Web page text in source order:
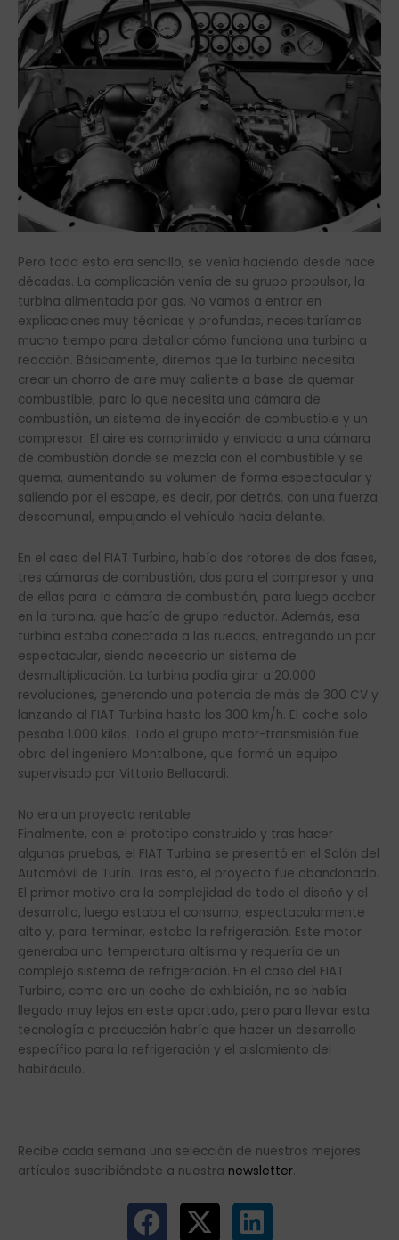
Pero todo esto era sencillo, se venía haciendo desde hace
décadas. La complicación venía de su grupo propulsor, la
turbina alimentada por gas. No vamos a entrar en
explicaciones muy técnicas y profundas, necesitaríamos
mucho tiempo para detallar cómo funciona una turbina a
reacción. Básicamente, diremos que la turbina necesita
crear un chorro de aire muy caliente a base de quemar
combustible, para lo que necesita una cámara de
combustión, un sistema de inyección de combustible y un
compresor. El aire es comprimido y enviado a una cámara
de combustión donde se mezcla con el combustible y se
quema, aumentando su volumen de forma espectacular y
saliendo por el escape, es decir, por detrás, con una fuerza
descomunal, empujando el vehículo hacia delante.
En el caso del FIAT Turbina, había dos rotores de dos fases,
tres cámaras de combustión, dos para el compresor y una
de ellas para la cámara de combustión, para luego acabar
en la turbina, que hacía de grupo reductor. Además, esa
turbina estaba conectada a las ruedas, entregando un par
espectacular, siendo necesario un sistema de
desmultiplicación. La turbina podía girar a 20.000
revoluciones, generando una potencia de más de 300 CV y
lanzando al FIAT Turbina hasta los 300 km/h. El coche solo
pesaba 1.000 kilos. Todo el grupo motor-transmisión fue
obra del ingeniero Montalbone, que formó un equipo
supervisado por Vittorio Bellacardi.
No era un proyecto rentable
Finalmente, con el prototipo construido y tras hacer
algunas pruebas, el FIAT Turbina se presentó en el Salón del
Automóvil de Turín. Tras esto, el proyecto fue abandonado.
El primer motivo era la complejidad de todo el diseño y el
desarrollo, luego estaba el consumo, espectacularmente
alto y, para terminar, estaba la refrigeración. Este motor
generaba una temperatura altísima y requería de un
complejo sistema de refrigeración. En el caso del FIAT
Turbina, como era un coche de exhibición, no se había
llegado muy lejos en este apartado, pero para llevar esta
tecnología a producción habría que hacer un desarrollo
específico para la refrigeración y el aislamiento del
habitáculo.
Recibe cada semana una selección de nuestros mejores
artículos suscribiéndote a nuestra newsletter.